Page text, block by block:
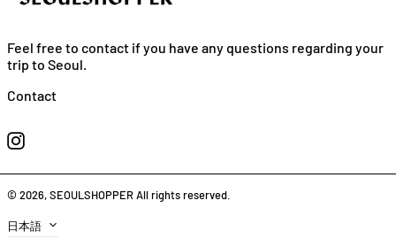
Feel free to contact if you have any questions regarding your
trip to Seoul.
Contact
Instagram
© 2026,SEOULSHOPPERAll rights reserved.
Language
日本語
简体中
文